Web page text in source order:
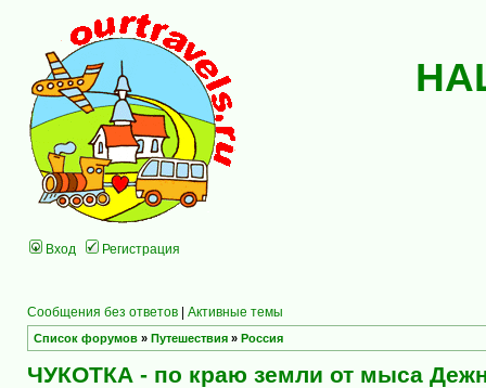
Вход Регистрация
Сообщения без ответов | Активные темы
Список форумов » Путешествия » Россия
ЧУКОТКА - по краю земли от мыса